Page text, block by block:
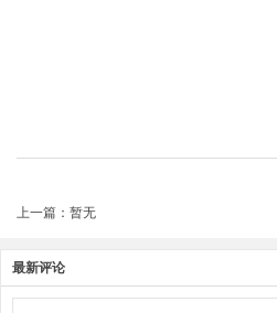
上一篇：暂无
最新评论